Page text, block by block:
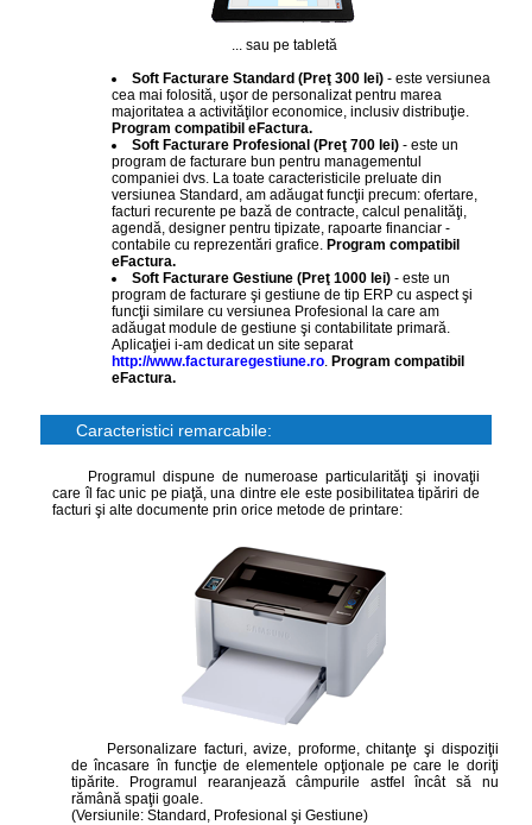
... sau pe tabletă
Soft Facturare Standard (Preţ300 lei) - este versiunea
cea mai folosită, uşor de personalizat pentru marea
majoritatea a activităţilor economice, inclusiv distribuţie.
Program compatibil eFactura.
Soft Facturare Profesional (Preţ700 lei) - este un
program de facturare bun pentru managementul
companiei dvs. La toate caracteristicile preluate din
versiunea Standard, am adăugat funcţii precum: ofertare,
facturi recurente pe bază de contracte, calcul penalităţi,
agendă, designer pentru tipizate, rapoarte financiar -
contabile cu reprezentări grafice. Program compatibil
eFactura.
Soft Facturare Gestiune (Preţ1000 lei) - este un
program de facturare şi gestiune de tip ERP cu aspect şi
funcţii similare cu versiunea Profesional la care am
adăugat module de gestiune şi contabilitate primară.
Aplicaţiei i-am dedicat un site separat
http://www.facturaregestiune.ro. Program compatibil
eFactura.
Caracteristici remarcabile:
Programul dispune de numeroase particularităţi şi inovaţii
care îl fac unic pe piaţă, una dintre ele este posibilitatea tipăriri de
facturi şi alte documente prin orice metode de printare:
Personalizare facturi, avize, proforme, chitanţe şi dispoziţii
de încasare în funcţie de elementele opţionale pe care le doriţi
tipărite. Programul rearanjează câmpurile astfel încât să nu
rămână spaţii goale.
(Versiunile: Standard, Profesional şi Gestiune)